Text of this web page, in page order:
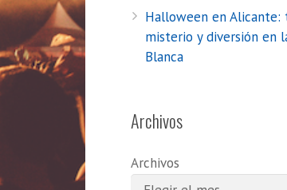
Halloween en Alicante:
misterio y diversión en
Blanca
Archivos
Archivos